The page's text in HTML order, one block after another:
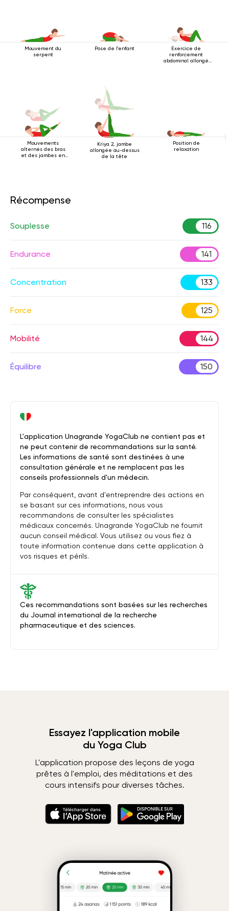
Mouvement du
serpent
Pose de l'enfant
Exercice de
renforcement
abdominal allongé
Mouvements
alternés des bras
et des jambes en
Kriya 2, jambe
allongée au-dessus
de la tête
Position de
relaxation
Récompense
Souplesse 116
Endurance 141
Concentration 133
Force 125
Mobilité 144
Équilibre 150
Ces recommandations sont basées sur les recherches
du Journal international de la recherche
pharmaceutique et des sciences.
L'application Unagrande YogaClub ne contient pas et
ne peut contenir de recommandations sur la santé.
Les informations de santé sont destinées à une
consultation générale et ne remplacent pas les
conseils professionnels d'un médecin.
Par conséquent, avant d'entreprendre des actions en
se basant sur ces informations, nous vous
recommandons de consulter les spécialistes
médicaux concernés. Unagrande YogaClub ne fournit
aucun conseil médical. Vous utilisez ou vous fiez à
toute information contenue dans cette application à
vos risques et périls.
Essayez l'application mobile
du Yoga Club
L'application propose des leçons de yoga
prêtes à l'emploi, des méditations et des
cours intensifs pour diverses tâches.